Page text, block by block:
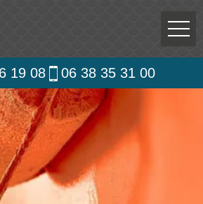
19 08 06 38 35 31 00